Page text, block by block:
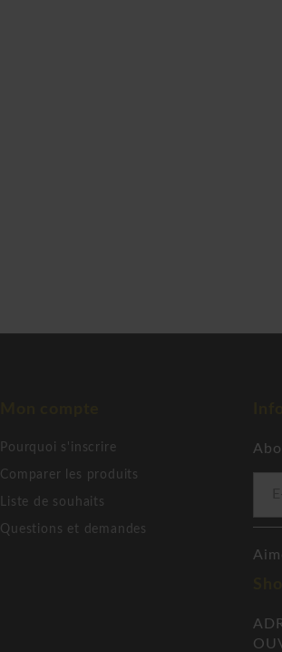
Pourquoi s'inscrire
Comparer les produits
Liste de souhaits
Questions et demandes